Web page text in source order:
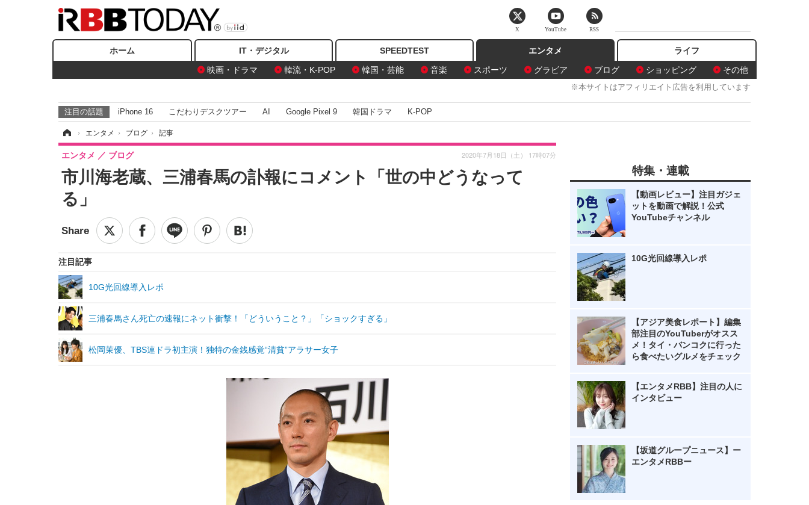
ホーム IT・デジタル SPEEDTEST
エンタメ
映画・ドラマ
韓流・K-POP 韓国・芸能 音楽 スポーツ グラビア ブログ ショッピング その他
ライフ
※本サイトはアフィリエイト広告を利用しています
注目の話題 iPhone 16 こだわりデスクツアー AI Google Pixel 9 韓国ドラマ K-POP
› エンタメ › ブログ › 記事
市川海老蔵、三浦春馬の訃報にコメント「世の中どうなって
る」
エンタメ ブログ 2020年7月18日（土） 17時07分
注目記事
10G光回線導入レポ
三浦春馬さん死亡の速報にネット衝撃！「どういうこと？」「ショックすぎる」
松岡茉優、TBS連ドラ初主演！独特の金銭感覚“清貧”アラサー女子
特集・連載
【動画レビュー】注目ガジェ
ットを動画で解説！公式
YouTubeチャンネル
10G光回線導入レポ
【アジア美食レポート】編集
部注目のYouTuberがオスス
メ！タイ・バンコクに行った
ら食べたいグルメをチェック
【エンタメRBB】注目の人に
インタビュー
【坂道グループニュース】ー
エンタメRBBー
X YouTube RSS